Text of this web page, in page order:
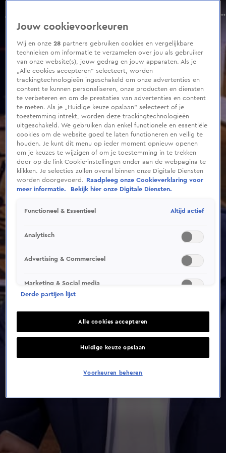
Rob Jetten: ‘Aanslag op D66-kantoor is vrij kansloos’
Aflevering 92, Seizoen 2026
of
seconds
Jouw cookievoorkeuren
Wij en onze28 partners gebruiken cookies en vergelijkbare
technieken om informatie te verzamelen over jou als gebruiker
van onze website(s), jouw gedrag en jouw apparaten. Als je
„Alle cookies accepteren” selecteert, worden
trackingtechnologieën ingeschakeld om onze advertenties en
content te kunnen personaliseren, onze producten en diensten
te verbeteren en om de prestaties van advertenties en content
te meten. Als je „Huidige keuze opslaan” selecteert of je
toestemming intrekt, worden deze trackingtechnologieën
uitgeschakeld. We gebruiken dan enkel functionele en essentiële
cookies om de website goed te laten functioneren en veilig te
houden. Je kunt dit menu op ieder moment opnieuw openen
om je keuzes te wijzigen of om je toestemming in te trekken
door op de link Cookie-instellingen onder aan de webpagina te
klikken. Je selecties zullen overal binnen onze Digitale Diensten
worden doorgevoerd.
Raadpleeg onze Cookieverklaring voor
meer informatie.
Bekijk hier onze Digitale Diensten.
Functioneel & Essentieel Altijd actief
Analytisch
Advertising & Commercieel
Marketing & Social media
Derde partijen lijst
Alle cookies accepteren
Huidige keuze opslaan
Voorkeuren beheren